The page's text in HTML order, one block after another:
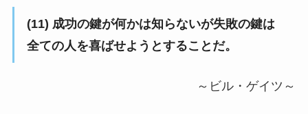
(11) 成功の鍵が何かは知らないが失敗の鍵は
全ての人を喜ばせようとすることだ。
～ビル・ゲイツ～